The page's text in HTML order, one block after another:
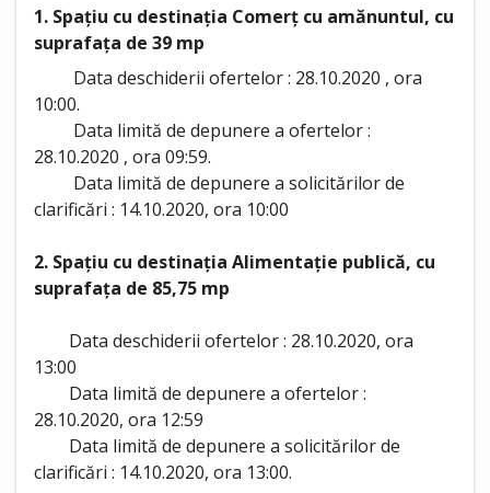
1. Spațiu cu destinația Comerț cu amănuntul, cu
suprafața de 39 mp
Data deschiderii ofertelor : 28.10.2020 , ora
10:00.
Data limită de depunere a ofertelor :
28.10.2020 , ora 09:59.
Data limită de depunere a solicitărilor de
clarificări : 14.10.2020, ora 10:00
2. Spațiu cu destinația Alimentație publică, cu
suprafața de 85,75 mp
Data deschiderii ofertelor : 28.10.2020, ora
13:00
Data limită de depunere a ofertelor :
28.10.2020, ora 12:59
Data limită de depunere a solicitărilor de
clarificări : 14.10.2020, ora 13:00.